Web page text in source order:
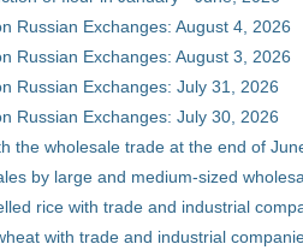
Russian Exchanges: August 4, 2026
Russian Exchanges: August 3, 2026
Russian Exchanges: July 31, 2026
Russian Exchanges: July 30, 2026
the wholesale trade at the end of
by large and medium-sized
rice with trade and industrial
with trade and industrial